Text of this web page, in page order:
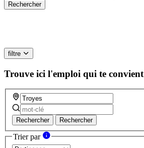
filtre
Trouve ici l'emploi qui te convient
Rechercher Rechercher
Trier par